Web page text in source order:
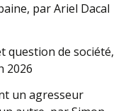
par Ariel Dacal
question de société,
2026
un agresseur